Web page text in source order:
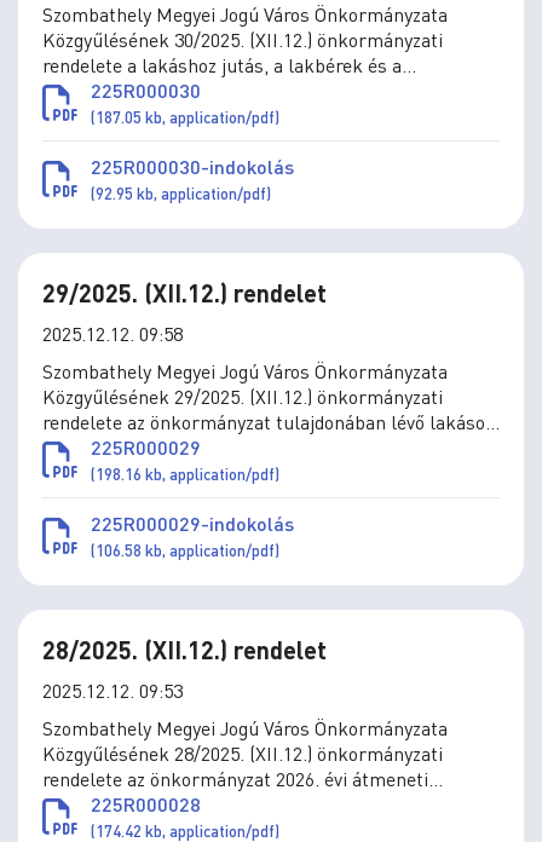
Szombathely Megyei Jogú Város Önkormányzata
Közgyűlésének 30/2025. (XII.12.) önkormányzati
rendelete a lakáshoz jutás, a lakbérek és a
lakbértámogatás, az önkormányzat által a
lakásvásárláshoz és építéshez nyújtott támogatások
szabályai megállapításáról szóló 36/2010. (XII.1.)
önkormányzati rendelet módosításáról szóló 22/2025.
(IX. 30.) önkormányzati rendelet rendelkezésének
225R000030
(187.05 kb, application/pdf)
225R000030-indokolás
(92.95 kb, application/pdf)
29/2025. (XII.12.) rendelet
2025.12.12. 09:58
Szombathely Megyei Jogú Város Önkormányzata
Közgyűlésének 29/2025. (XII.12.) önkormányzati
rendelete az önkormányzat tulajdonában lévő lakások
elidegenítésének szabályairól szóló 8/2025. (III.28.)
önkormányzati rendelet módosításáról
225R000029
(198.16 kb, application/pdf)
225R000029-indokolás
(106.58 kb, application/pdf)
28/2025. (XII.12.) rendelet
2025.12.12. 09:53
Szombathely Megyei Jogú Város Önkormányzata
Közgyűlésének 28/2025. (XII.12.) önkormányzati
rendelete az önkormányzat 2026. évi átmeneti
gazdálkodásáról
225R000028
(174.42 kb, application/pdf)